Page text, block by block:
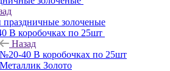
праздничные золоченые
В коробочках по 25шт
Назад
№20-40 В коробочках по 25шт
Металлик Золото